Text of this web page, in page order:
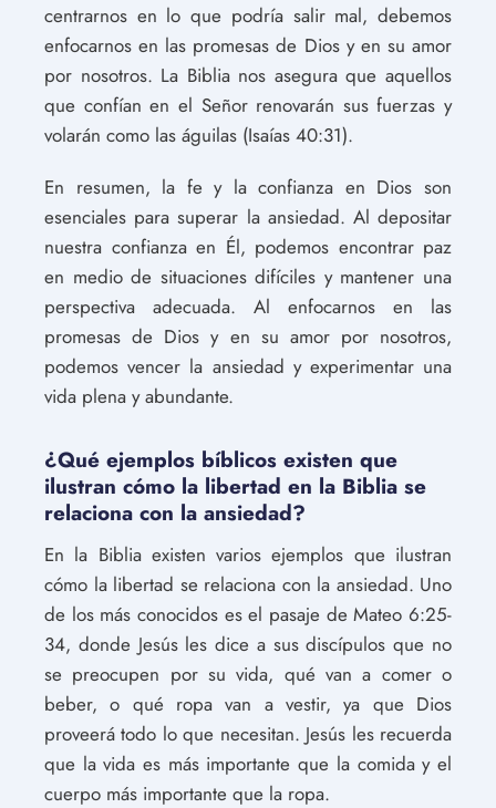
centrarnos en lo que podría salir mal, debemos
enfocarnos en las promesas de Dios y en su amor
por nosotros. La Biblia nos asegura que aquellos
que confían en el Señor renovarán sus fuerzas y
volarán como las águilas (Isaías 40:31).
En resumen, la fe y la confianza en Dios son
esenciales para superar la ansiedad. Al depositar
nuestra confianza en Él, podemos encontrar paz
en medio de situaciones difíciles y mantener una
perspectiva adecuada. Al enfocarnos en las
promesas de Dios y en su amor por nosotros,
podemos vencer la ansiedad y experimentar una
vida plena y abundante.
¿Qué ejemplos bíblicos existen que
ilustran cómo la libertad en la Biblia se
relaciona con la ansiedad?
En la Biblia existen varios ejemplos que ilustran
cómo la libertad se relaciona con la ansiedad. Uno
de los más conocidos es el pasaje de Mateo 6:25-
34, donde Jesús les dice a sus discípulos que no
se preocupen por su vida, qué van a comer o
beber, o qué ropa van a vestir, ya que Dios
proveerá todo lo que necesitan. Jesús les recuerda
que la vida es más importante que la comida y el
cuerpo más importante que la ropa.